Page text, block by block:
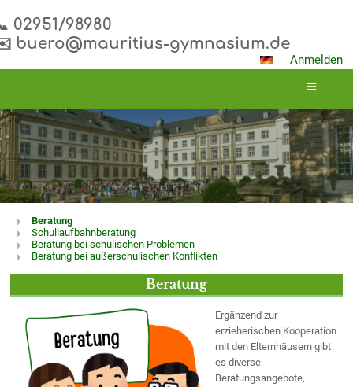
02951/98980
buero@mauritius-gymnasium.de
Anmelden
Beratung
Beratung
Schullaufbahnberatung
Beratung bei schulischen Problemen
Beratung bei außerschulischen Konflikten
Beratung
Ergänzend zur
erzieherischen Kooperation
mit den Elternhäusern gibt
es diverse
Beratungsangebote,